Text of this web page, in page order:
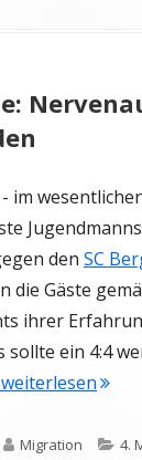
im
den SC
die Gäste
ihrer
ein 4:4
Autor
Migration 4.